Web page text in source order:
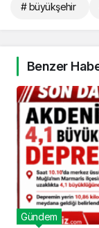
# büyükşehir
Benzer
Gündem